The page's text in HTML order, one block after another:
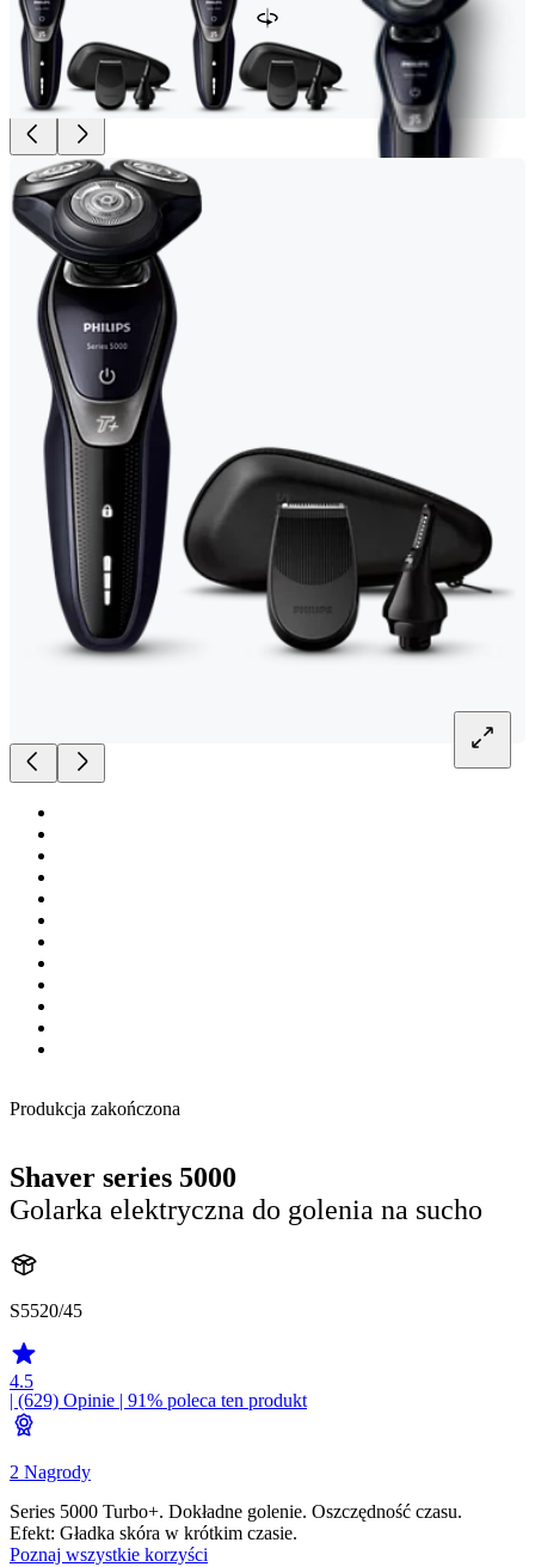
Produkcja zakończona
Shaver series 5000
Golarka elektryczna do golenia na sucho
S5520/45
4.5
| (629) Opinie | 91% poleca ten produkt
2 Nagrody
Series 5000 Turbo+. Dokładne golenie. Oszczędność czasu.
Efekt: Gładka skóra w krótkim czasie.
Poznaj wszystkie korzyści